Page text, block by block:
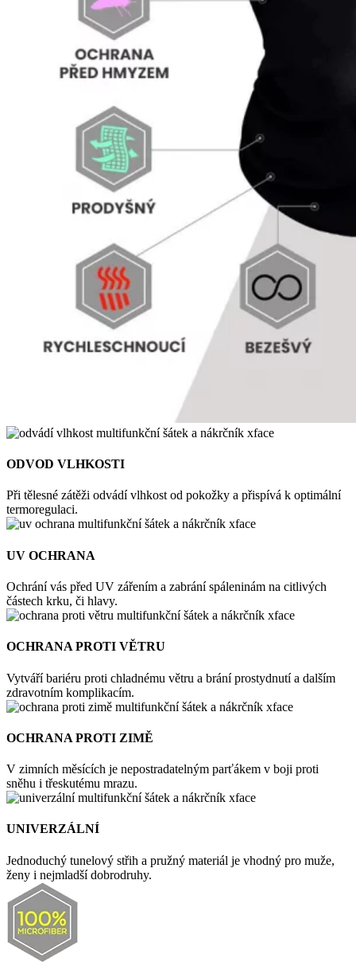
ODVOD VLHKOSTI
Při tělesné zátěži odvádí vlhkost od pokožky a přispívá k optimální
termoregulaci.
UV OCHRANA
Ochrání vás před UV zářením a zabrání spáleninám na citlivých
částech krku, či hlavy.
OCHRANA PROTI VĚTRU
Vytváří bariéru proti chladnému větru a brání prostydnutí a dalším
zdravotním komplikacím.
OCHRANA PROTI ZIMĚ
V zimních měsících je nepostradatelným parťákem v boji proti
sněhu i třeskutému mrazu.
UNIVERZÁLNÍ
Jednoduchý tunelový střih a pružný materiál je vhodný pro muže,
ženy i nejmladší dobrodruhy.